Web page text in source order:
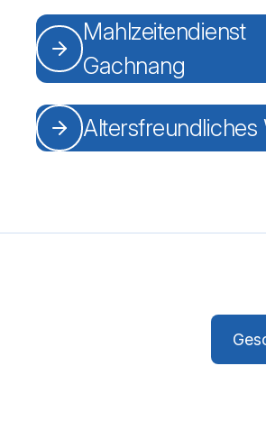
Mahlzeitendienst
Gachnang
Altersfreundliches